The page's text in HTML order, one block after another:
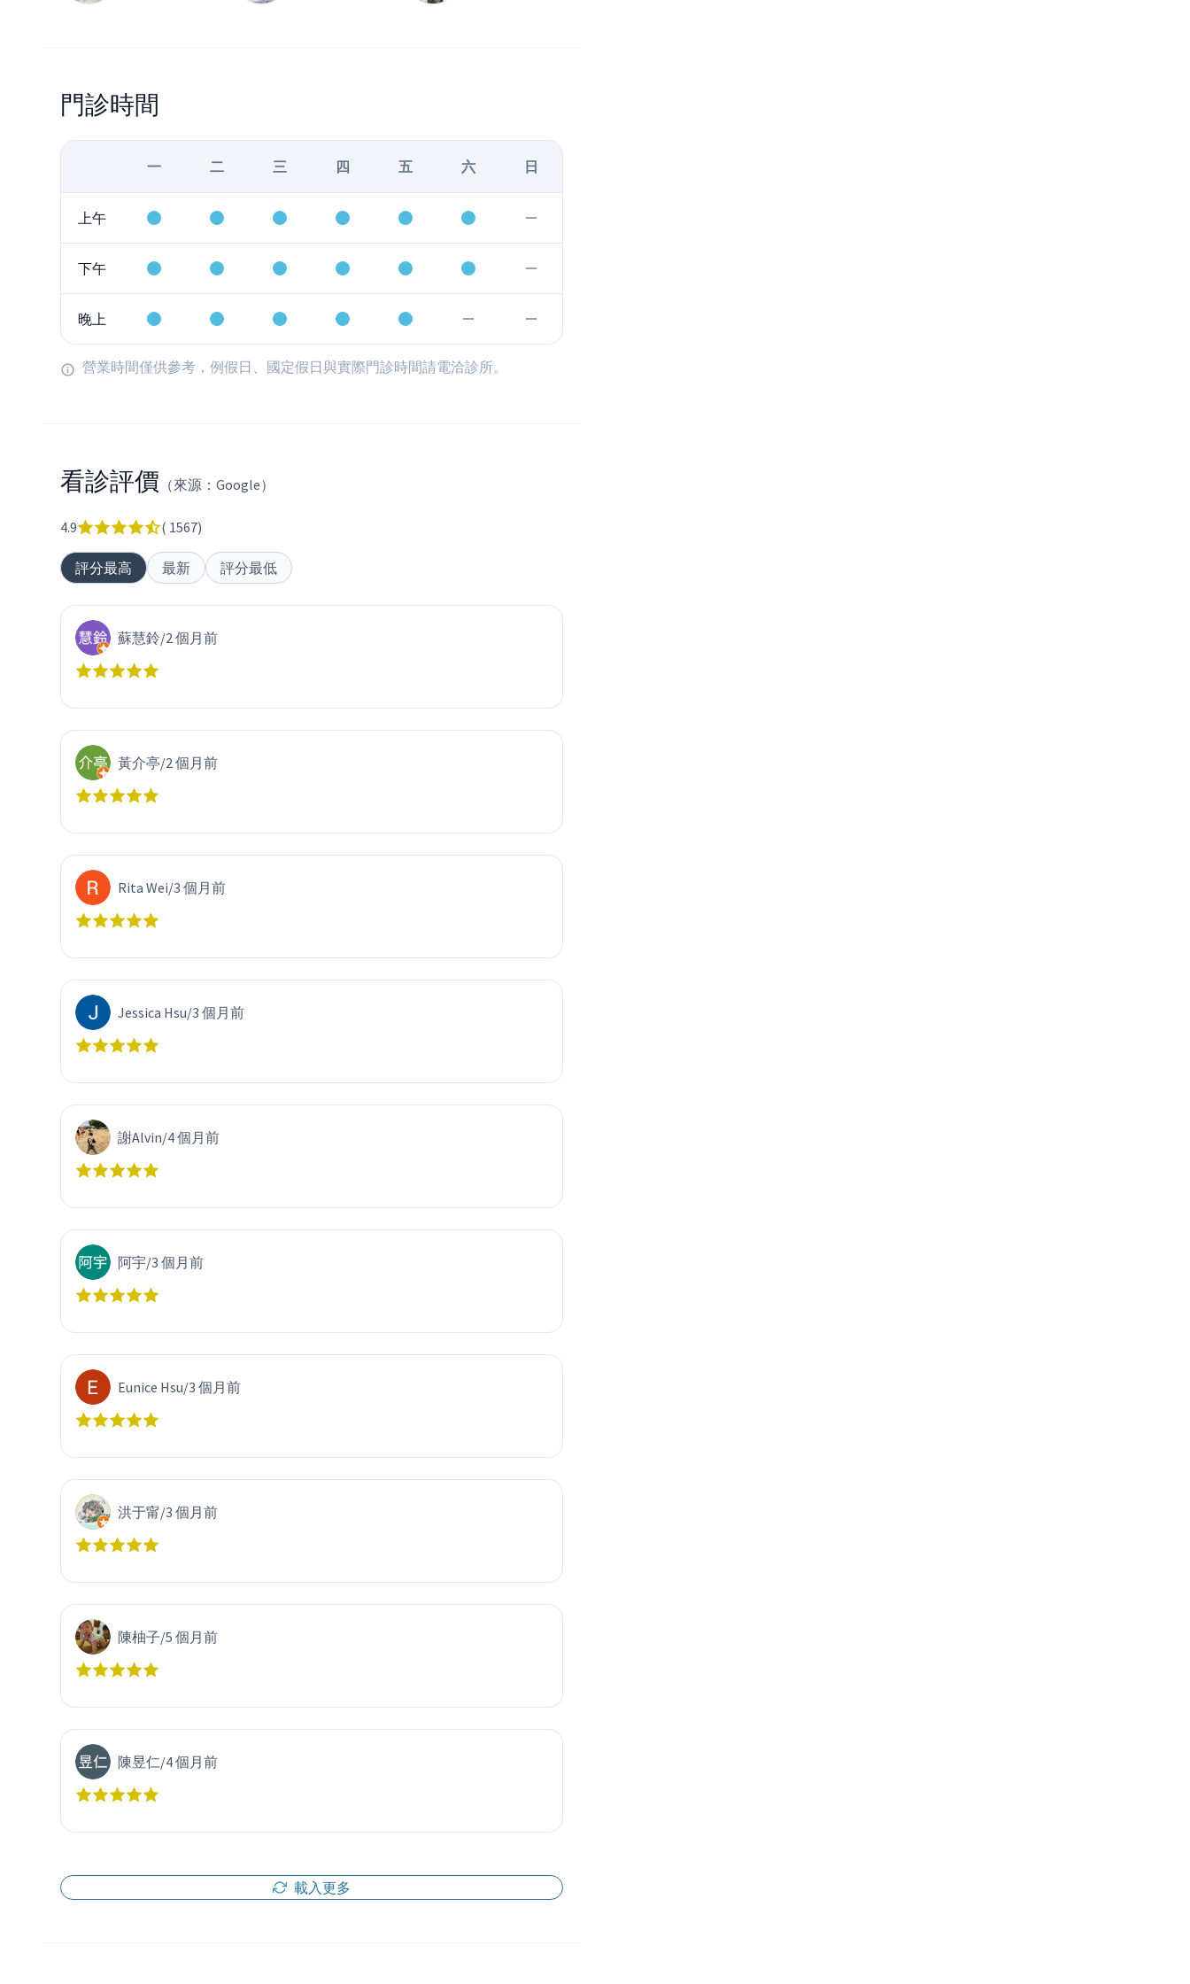
門診時間
一 二 三 四 五 六 日
上午
下午
晚上
營業時間僅供參考，例假日、國定假日與實際門診時間請電洽診所。
看診評價 （來源：Google）
4.9 ( 1567)
評分最高 最新 評分最低
蘇慧鈴/2 個月前
黃介亭/2 個月前
Rita Wei/3 個月前
Jessica Hsu/3 個月前
謝Alvin/4 個月前
阿宇/3 個月前
Eunice Hsu/3 個月前
洪于甯/3 個月前
陳柚子/5 個月前
陳昱仁/4 個月前
載入更多